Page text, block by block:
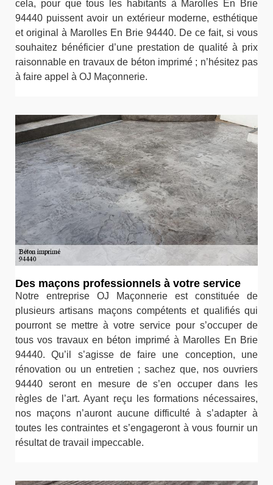
cela, pour que tous les habitants à Marolles En Brie
94440 puissent avoir un extérieur moderne, esthétique
et original à Marolles En Brie 94440. De ce fait, si vous
souhaitez bénéficier d’une prestation de qualité à prix
raisonnable en travaux de béton imprimé ; n’hésitez pas
à faire appel à OJ Maçonnerie.
Des maçons professionnels à votre service
Notre entreprise OJ Maçonnerie est constituée de
plusieurs artisans maçons compétents et qualifiés qui
pourront se mettre à votre service pour s’occuper de
tous vos travaux en béton imprimé à Marolles En Brie
94440. Qu’il s’agisse de faire une conception, une
rénovation ou un entretien ; sachez que, nos ouvriers
94440 seront en mesure de s’en occuper dans les
règles de l’art. Ayant reçu les formations nécessaires,
nos maçons n’auront aucune difficulté à s’adapter à
toutes les contraintes et s’engageront à vous fournir un
résultat de travail impeccable.